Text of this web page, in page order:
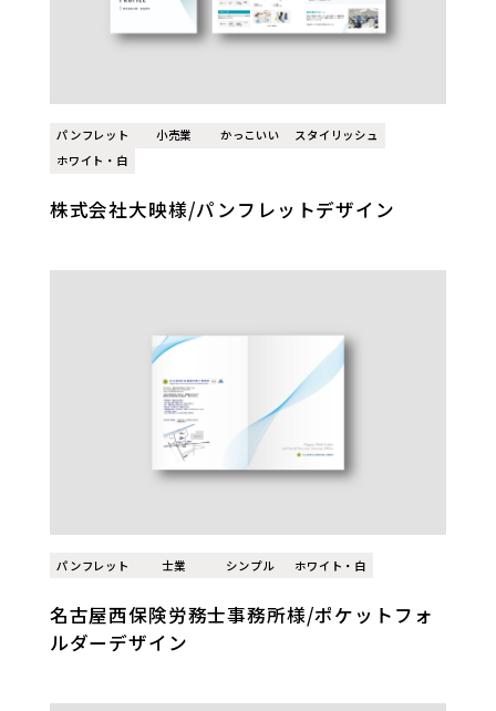
パンフレット 小売業 かっこいい
スタイリッシュ
ホワイト・白
株式会社大映様/パンフレットデザイン
パンフレット 士業 シンプル ホワイト・白
名古屋西保険労務士事務所様/ポケットフォ
ルダーデザイン